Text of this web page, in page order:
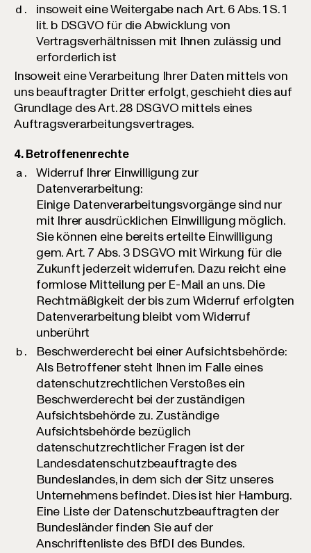
insoweit eine Weitergabe nach Art. 6 Abs. 1 S. 1
lit. b DSGVO für die Abwicklung von
Vertragsverhältnissen mit Ihnen zulässig und
erforderlich ist
Insoweit eine Verarbeitung Ihrer Daten mittels von
uns beauftragter Dritter erfolgt, geschieht dies auf
Grundlage des Art. 28 DSGVO mittels eines
Auftragsverarbeitungsvertrages.
4. Betroffenenrechte
Widerruf Ihrer Einwilligung zur
Datenverarbeitung:
Einige Datenverarbeitungsvorgänge sind nur
mit Ihrer ausdrücklichen Einwilligung möglich.
Sie können eine bereits erteilte Einwilligung
gem. Art. 7 Abs. 3 DSGVO mit Wirkung für die
Zukunft jederzeit widerrufen. Dazu reicht eine
formlose Mitteilung per E-Mail an uns. Die
Rechtmäßigkeit der bis zum Widerruf erfolgten
Datenverarbeitung bleibt vom Widerruf
unberührt
Beschwerderecht bei einer Aufsichtsbehörde:
Als Betroffener steht Ihnen im Falle eines
datenschutzrechtlichen Verstoßes ein
Beschwerderecht bei der zuständigen
Aufsichtsbehörde zu. Zuständige
Aufsichtsbehörde bezüglich
datenschutzrechtlicher Fragen ist der
Landesdatenschutzbeauftragte des
Bundeslandes, in dem sich der Sitz unseres
Unternehmens befindet. Dies ist hier Hamburg.
Eine Liste der Datenschutzbeauftragten der
Bundesländer finden Sie auf der
Anschriftenliste des BfDI des Bundes.